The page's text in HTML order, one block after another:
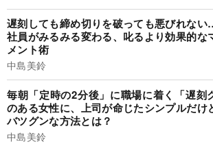
遅刻しても締め切りを破っても悪びれな
社員がみるみる変わる、叱るより効果的な
メント術
中島美鈴
毎朝「定時の2分後」に職場に着く「遅刻
のある女性に、上司が命じたシンプルだけ
バツグンな方法とは？
中島美鈴